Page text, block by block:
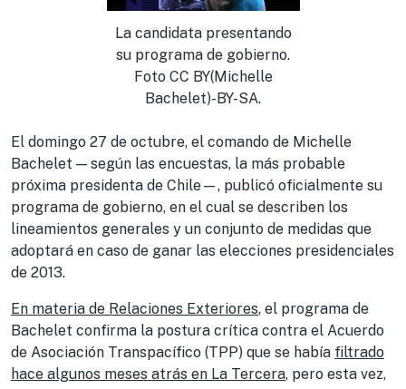
La candidata presentando
su programa de gobierno.
Foto CC BY(Michelle
Bachelet)-BY-SA.
El domingo 27 de octubre, el comando de Michelle
Bachelet — según las encuestas, la más probable
próxima presidenta de Chile—, publicó oficialmente su
programa de gobierno, en el cual se describen los
lineamientos generales y un conjunto de medidas que
adoptará en caso de ganar las elecciones presidenciales
de 2013.
En materia de Relaciones Exteriores, el programa de
Bachelet confirma la postura crítica contra el Acuerdo
de Asociación Transpacífico (TPP) que se había filtrado
hace algunos meses atrás en La Tercera, pero esta vez,